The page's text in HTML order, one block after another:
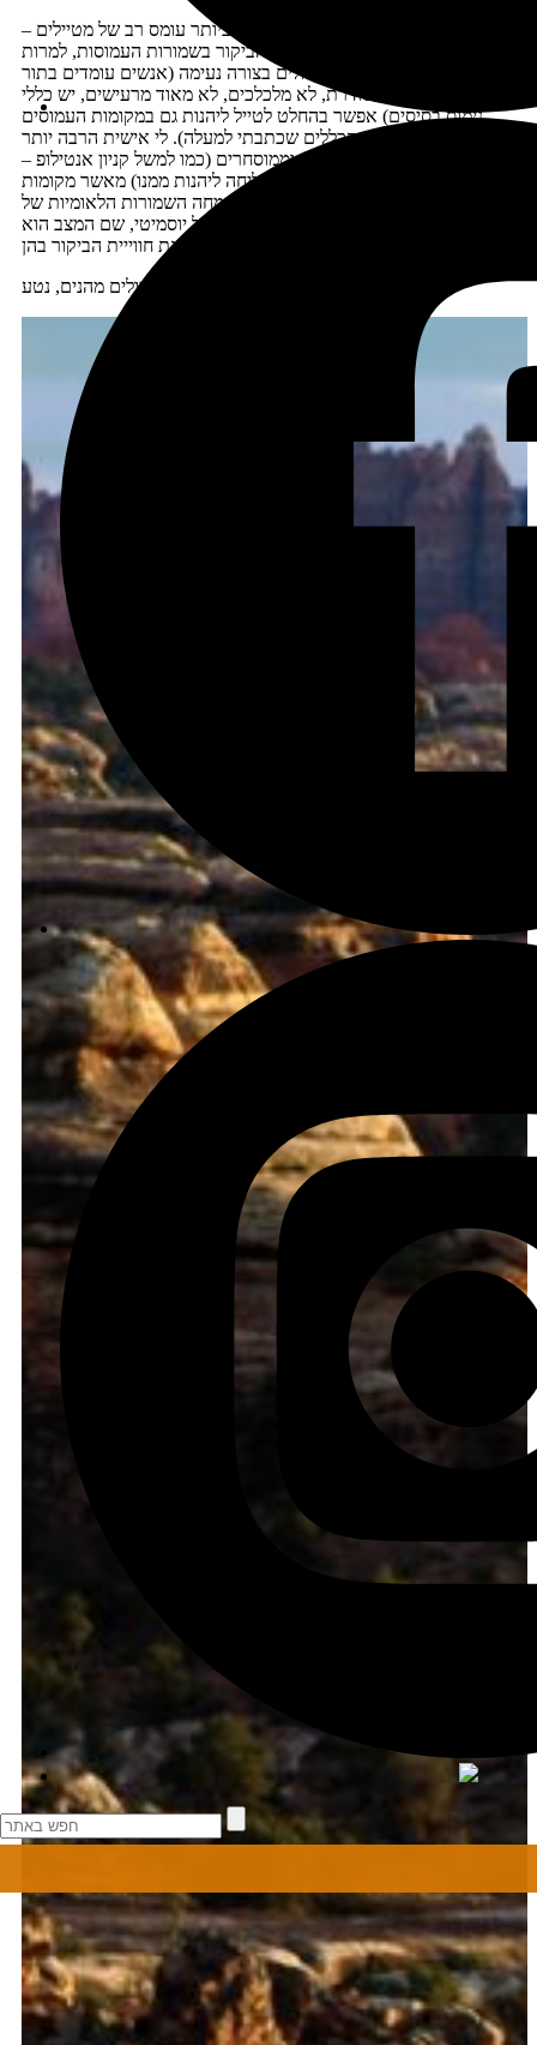
ולסיכום, למרות שאני אישית שונאת ביותר עומס רב של מטיילים –
לא הייתי מציעה לכם לוותר על הביקור בשמורות העמוסות, למרות
העומס. כל עוד הדברים מתנהלים בצורה נעימה (אנשים עומדים בתור
לאוטובוס בצורה מסודרת, לא מלכלכים, לא מאוד מרעישים, יש כללי
נימוס בסיסים) אפשר בהחלט לטייל ליהנות גם במקומות העמוסים
(אם מקיימים את הכללים שכתבתי למעלה). לי אישית הרבה יותר
מפריע לטייל במקומות עמוסים וממוסחרים (כמו למשל קניון אנטילופ –
שזה מקום שאני באמת לא מצליחה ליהנות ממנו) מאשר מקומות
עמוסים שאינם ממוסחרים, ולמרבה השמחה השמורות הלאומיות של
ארה"ב הן באופן יחסי (אולי למעט הקניון של יוסמיטי, שם המצב הוא
טיולים מהנים, נטע